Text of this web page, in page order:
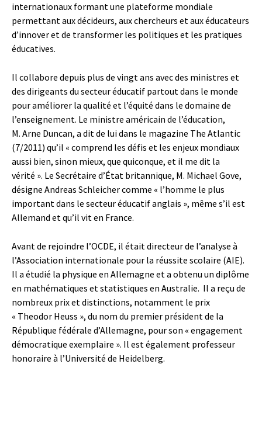
internationaux formant une plateforme mondiale
permettant aux décideurs, aux chercheurs et aux éducateurs
d’innover et de transformer les politiques et les pratiques
éducatives.
Il collabore depuis plus de vingt ans avec des ministres et
des dirigeants du secteur éducatif partout dans le monde
pour améliorer la qualité et l’équité dans le domaine de
l’enseignement. Le ministre américain de l’éducation,
M. Arne Duncan, a dit de lui dans le magazine The Atlantic
(7/2011) qu’il « comprend les défis et les enjeux mondiaux
aussi bien, sinon mieux, que quiconque, et il me dit la
vérité ». Le Secrétaire d’État britannique, M. Michael Gove,
désigne Andreas Schleicher comme « l’homme le plus
important dans le secteur éducatif anglais », même s’il est
Allemand et qu’il vit en France.
Avant de rejoindre l’OCDE, il était directeur de l’analyse à
l’Association internationale pour la réussite scolaire (AIE).
Il a étudié la physique en Allemagne et a obtenu un diplôme
en mathématiques et statistiques en Australie. Il a reçu de
nombreux prix et distinctions, notamment le prix
« Theodor Heuss », du nom du premier président de la
République fédérale d’Allemagne, pour son « engagement
démocratique exemplaire ». Il est également professeur
honoraire à l’Université de Heidelberg.